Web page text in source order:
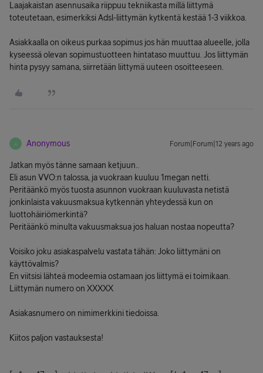
Laajakaistan asennusaika riippuu tekniikasta millä liittymä
toteutetaan, esimerkiksi Adsl-liittymän kytkentä kestää 1-3 viikkoa.
Asiakkaalla on oikeus purkaa sopimus jos hän muuttaa alueelle, jolla
kyseessä olevan sopimustuotteen hintataso muuttuu. Jos liittymän
hinta pysyy samana, siirretään liittymä uuteen osoitteeseen.
A Anonymous Forum|Forum|12 years ago
Jatkan myös tänne samaan ketjuun..
Eli asun VVO:n talossa, ja vuokraan kuuluu 1megan netti.
Peritäänkö myös tuosta asunnon vuokraan kuuluvasta netistä
jonkinlaista vakuusmaksua kytkennän yhteydessä kun on
luottohäiriömerkintä?
Peritäänkö minulta vakuusmaksua jos haluan nostaa nopeutta?
Voisiko joku asiakaspalvelu vastata tähän: Joko liittymäni on
käyttövalmis?
En viitsisi lähteä modeemia ostamaan jos liittymä ei toimikaan.
Liittymän numero on XXXXX
Asiakasnumero on nimimerkkini tiedoissa.
Kiitos paljon vastauksesta!